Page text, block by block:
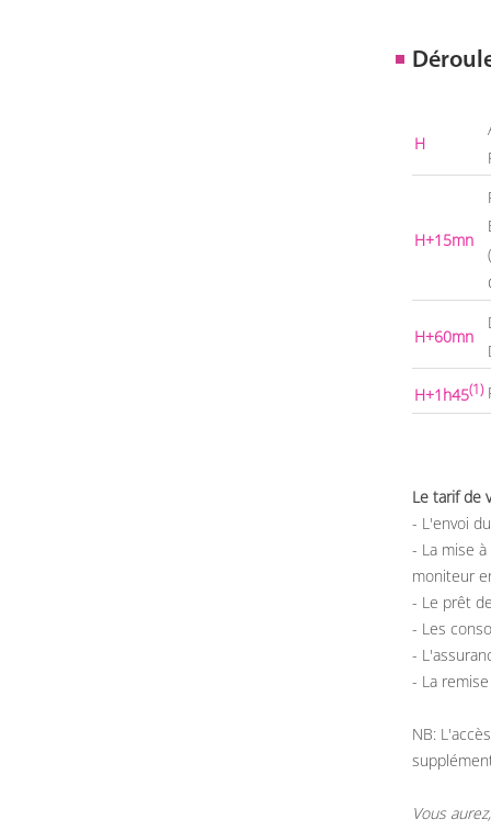
H
H+15mn
H+60mn
H+1h45(1)
Le tarif de
- L'envoi
- La mise
moniteur
- Le prêt
- Les
-
- La
NB:
Vous